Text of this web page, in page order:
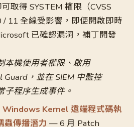
取得 SYSTEM 權限（CVSS
11 全線受影響，即便開啟即時
已確認漏洞，補丁開發
本機使用者權限、啟用
，並在 SIEM 中監控
子程序生成事件。
Kernel 遠端程式碼執
蟲傳播潛力 — 6 月 Patch